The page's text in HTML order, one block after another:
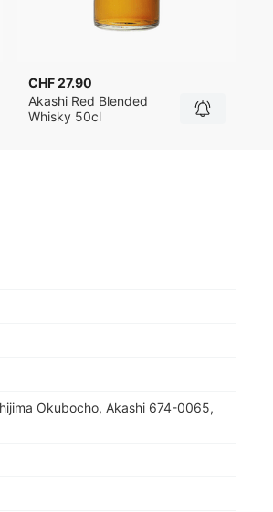
Okubocho, Akashi 674-0065,
CHF 27.90
Akashi Red Blended
Whisky 50cl